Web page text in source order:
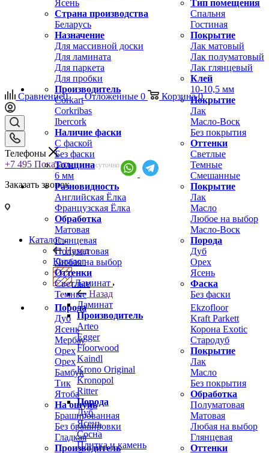
Ясень
Страна производства
Беларусь
Тип помещения
Спальня
Гостиная
Назначение
Для массивной доски
Для ламината
Для паркета
Для пробки
Покрытие
Лак матовый
Лак полуматовый
Лак глянцевый
Клей
Производитель
Corkart
Corkribas
Ibercork
Наличие фаски
С фаской
Без фаски
Толщина
6 мм
10-10,5 мм
Покрытие
Лак
Масло-Воск
Без покрытия
Оттенки
Светлые
Темные
Смешанные
Разновидность
Английская Ёлка
Французская Ёлка
Обработка
Матовая
Глянцевая
Полуматовая
Любая на выбор
Оттенки
Светлые
Темные
Покрытие
Лак
Масло
Любое на выбор
Масло-Воск
Порода
Дуб
Орех
Ясень
Фаска
Без фаски
Порода
Дуб
Ясень
Мербау
Орех
Орех
Бамбук
Тик
Ятоба
На ощупь
Брашированная
Без брашировки
Гладкая
Производитель
Ekzofloor
Kraft Parkett
Корона Exotic
Стародуб
Покрытие
Лак
Масло
Без покрытия
Обработка
Полуматовая
Матовая
Любая на выбор
Глянцевая
Оттенки
Сравнение0 Отложенные 0 Корзина 0
Телефоны
+7 495 Показать Круглосуточно
Заказать звонок
Каталог
Назад
Каталог
Ламинат
Назад
Ламинат
Производитель
Arteo
Egger
Floorwood
Kaindl
Krono Original
Kronopol
Ritter
Порода
Дуб
Ясень
Сосна
Плитка и камень